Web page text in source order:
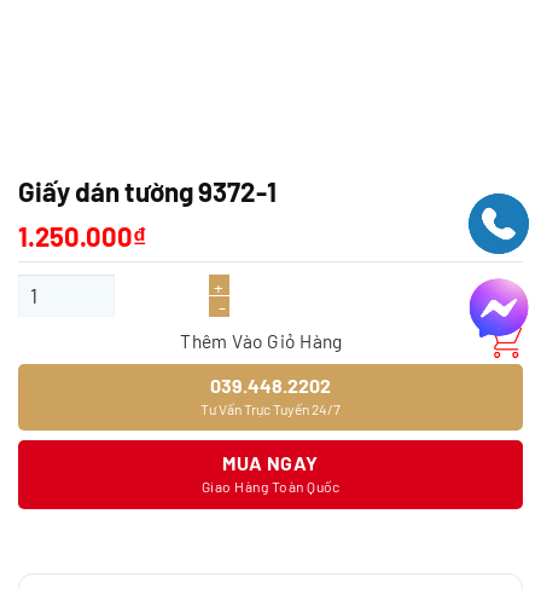
Giấy dán tường 9372-1
1.250.000₫
Giấy dán tường 9372-1 số lượng
Thêm Vào Giỏ Hàng
039.448.2202
Tư Vấn Trực Tuyến 24/7
MUA NGAY
Giao Hàng Toàn Quốc